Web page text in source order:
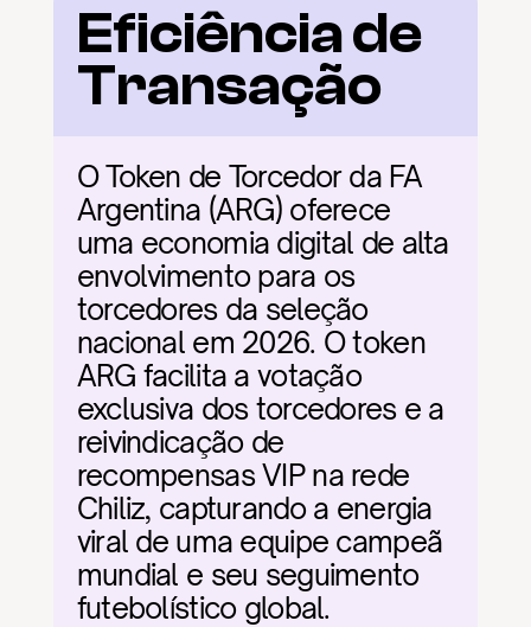
Eficiência de
Transação
O Token de Torcedor da FA
Argentina (ARG) oferece
uma economia digital de alta
envolvimento para os
torcedores da seleção
nacional em 2026. O token
ARG facilita a votação
exclusiva dos torcedores e a
reivindicação de
recompensas VIP na rede
Chiliz, capturando a energia
viral de uma equipe campeã
mundial e seu seguimento
futebolístico global.